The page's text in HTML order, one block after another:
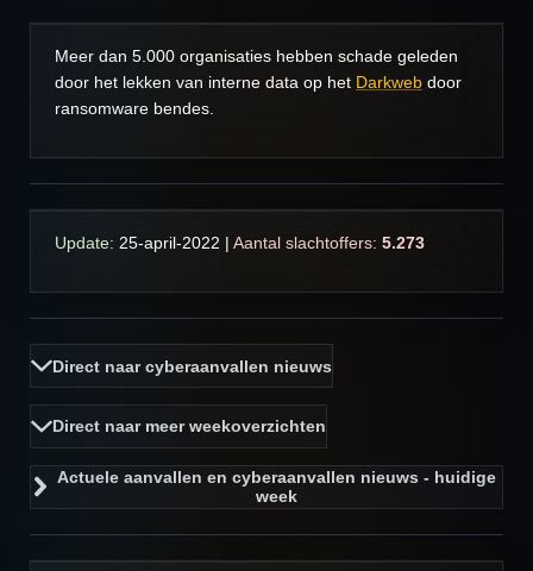
Meer dan 5.000 organisaties hebben schade geleden
door het lekken van interne data op het Darkweb door
ransomware bendes.
Update: 25-april-2022 | Aantal slachtoffers: 5.273
Direct naar cyberaanvallen nieuws
Direct naar meer weekoverzichten
Actuele aanvallen en cyberaanvallen nieuws - huidige
week